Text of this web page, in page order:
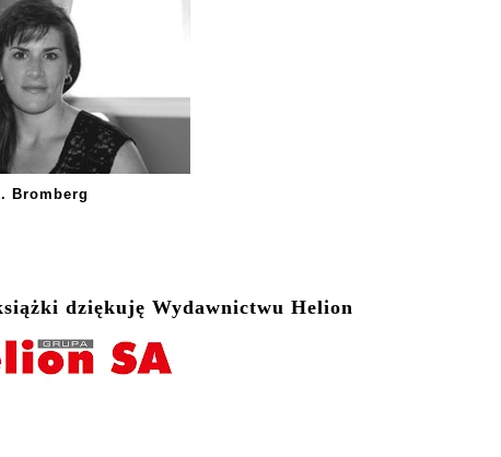
Bromberg
dziękuję Wydawnictwu Helion